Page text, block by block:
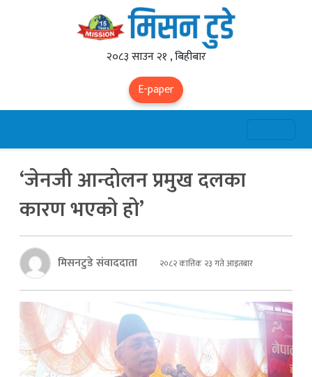
२०८३ साउन २१ , बिहीबार
E-paper
‘जेनजी आन्दोलन प्रमुख दलका
कारण भएको हो’
मिसनटुडे संवाददाता २०८२ कात्तिक २३ गते आइतबार